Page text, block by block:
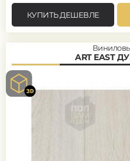
КУПИТЬ ДЕШЕВЛЕ
ART EAST